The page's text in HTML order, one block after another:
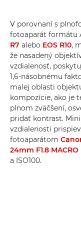
V porovnaní s
fotoaparát formátu
R7 alebo EOS R10,
že nasadený
vzdialenosť,
1,6-násobnému
malej oblasti
kompozície, ako je
plnom zväčšení,
pridať kontrast.
vzdialenosti
fotoaparátom
24mm F1.8 MACRO
a ISO100.